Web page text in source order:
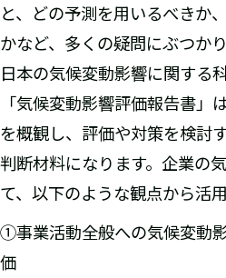
と、どの予測を用いるべきか
かなど、多くの疑問にぶつか
日本の気候変動影響に関する
「気候変動影響評価報告書」
を概観し、評価や対策を検討
判断材料になります。企業の
て、以下のような観点から活用
①事業活動全般への気候変動
価